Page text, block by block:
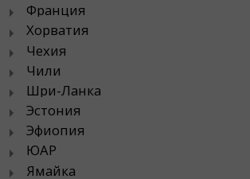
Франция
Хорватия
Чехия
Чили
Шри-Ланка
Эстония
Эфиопия
ЮАР
Ямайка